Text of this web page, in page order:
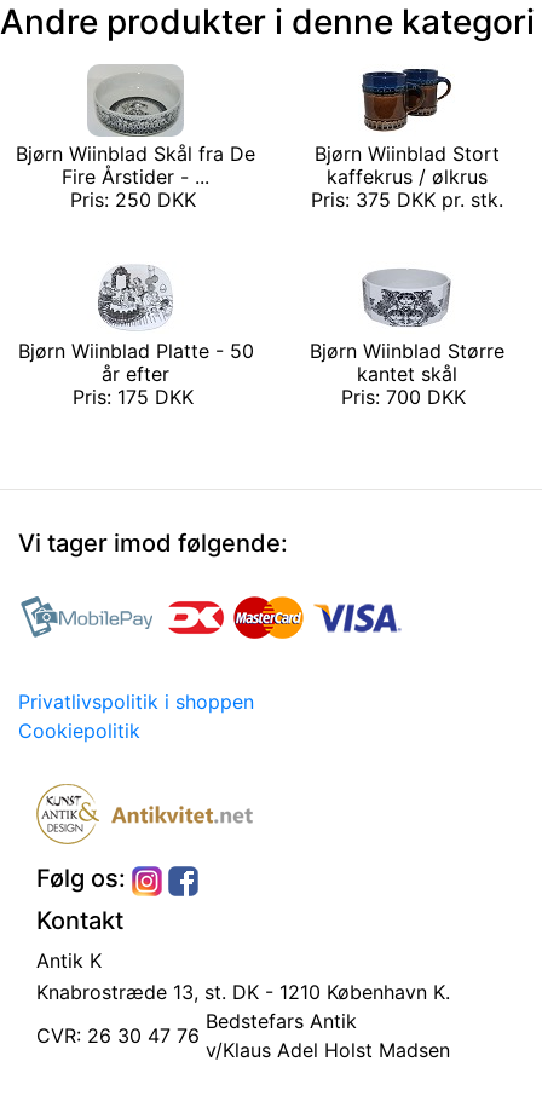
Andre produkter i denne kategori
Bjørn Wiinblad Skål fra De
Fire Årstider - ...
Pris: 250 DKK
Bjørn Wiinblad Stort
kaffekrus / ølkrus
Pris: 375 DKK pr. stk.
Bjørn Wiinblad Platte - 50
år efter
Pris: 175 DKK
Bjørn Wiinblad Større
kantet skål
Pris: 700 DKK
Vi tager imod følgende:
Privatlivspolitik i shoppen
Cookiepolitik
Følg os:
Kontakt
Antik K
Knabrostræde 13, st. DK - 1210 København K.
CVR: 26 30 47 76
Bedstefars Antik
v/Klaus Adel Holst Madsen